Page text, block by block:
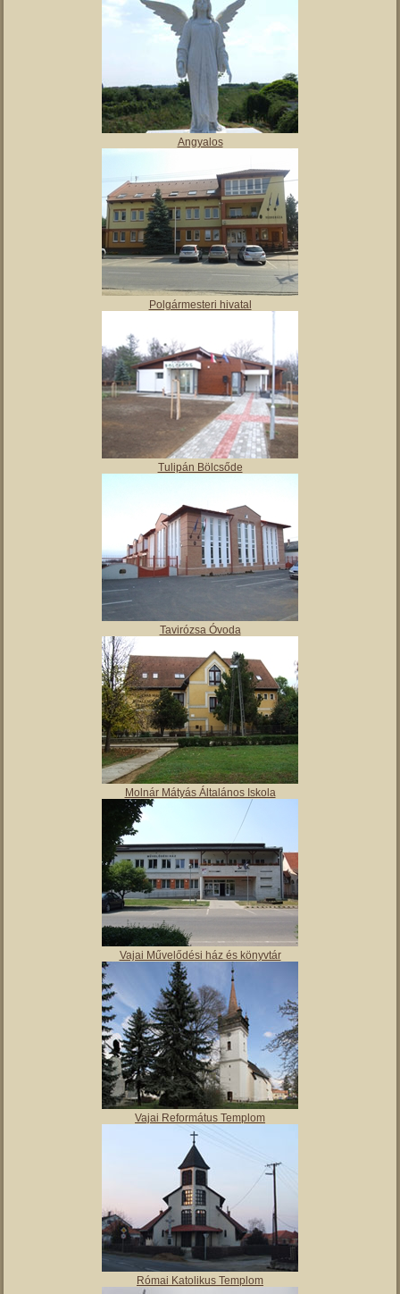
Angyalos
Polgármesteri hivatal
Tulipán Bölcsőde
Tavirózsa Óvoda
Molnár Mátyás Általános Iskola
Vajai Művelődési ház és könyvtár
Vajai Református Templom
Római Katolikus Templom